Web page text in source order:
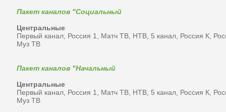
Пакет каналов "Социальный
Центральные
Первый канал, Россия 1, Матч ТВ, НТВ, 5 канал, Россия К,
Муз ТВ
Пакет каналов "Начальный
Центральные
Первый канал, Россия 1, Матч ТВ, НТВ, 5 канал, Россия К,
Муз ТВ